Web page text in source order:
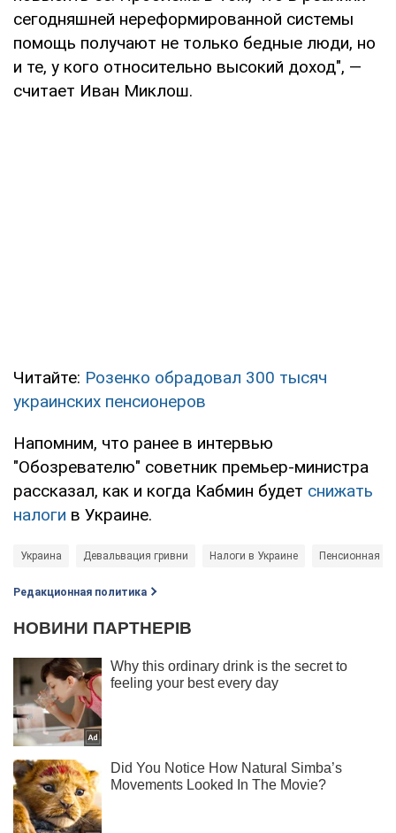
сегодняшней нереформированной системы
помощь получают не только бедные люди, но
и те, у кого относительно высокий доход", —
считает Иван Миклош.
Читайте: Розенко обрадовал 300 тысяч
украинских пенсионеров
Напомним, что ранее в интервью
"Обозревателю" советник премьер-министра
рассказал, как и когда Кабмин будет снижать
налоги в Украине.
Украина Девальвация гривни Налоги в Украине Пенсионная
Редакционная политика